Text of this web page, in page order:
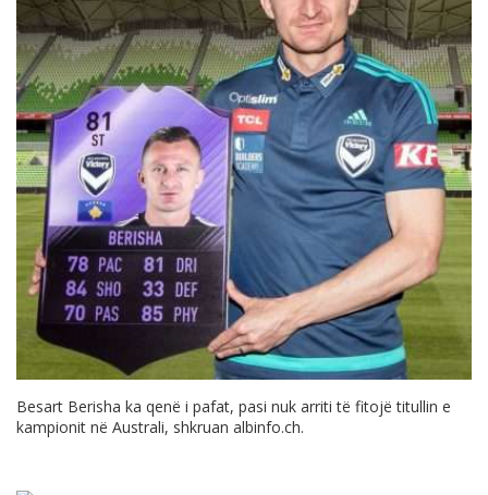
Besart Berisha ka qenë i pafat, pasi nuk arriti të fitojë titullin e
kampionit në Australi, shkruan albinfo.ch.